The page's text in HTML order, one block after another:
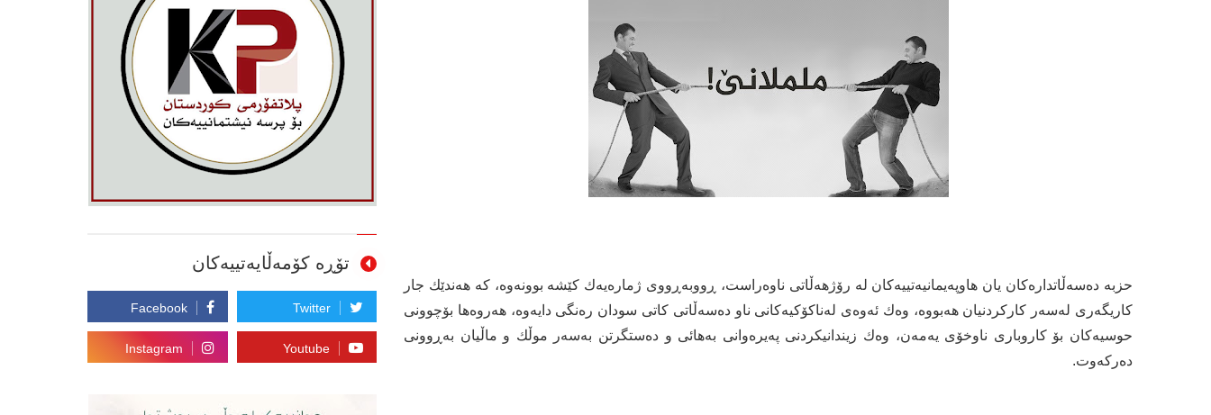
حزبە دەسەڵاتدارەكان یان هاوپەیمانیەتییەكان لە رۆژهەڵاتی ناوەراست، ڕووبەڕووی ژمارەیەك كێشە بوونەوە، كە هەندێك جار
كاریگەری لەسەر كاركردنیان هەبووە، وەك ئەوەی لەناكۆكیەكانی ناو دەسەڵاتی كاتی سودان رەنگی دایەوە، هەروەها بۆچوونی
حوسیەكان بۆ كاروباری ناوخۆی یەمەن، وەك زیندانیكردنی پەیرەوانی بەهائی و دەستگرتن بەسەر موڵك و ماڵیان بەڕوونی
دەركەوت.
تۆڕە کۆمەڵایەتییەکان